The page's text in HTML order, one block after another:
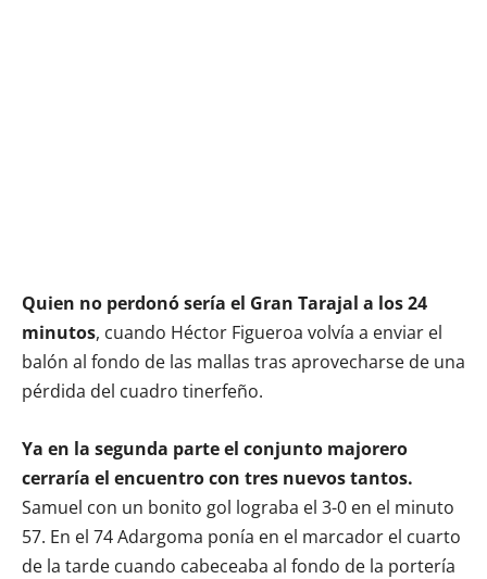
Quien no perdonó sería el Gran Tarajal a los 24
minutos, cuando Héctor Figueroa volvía a enviar el
balón al fondo de las mallas tras aprovecharse de una
pérdida del cuadro tinerfeño.
Ya en la segunda parte el conjunto majorero
cerraría el encuentro con tres nuevos tantos.
Samuel con un bonito gol lograba el 3-0 en el minuto
57. En el 74 Adargoma ponía en el marcador el cuarto
de la tarde cuando cabeceaba al fondo de la portería